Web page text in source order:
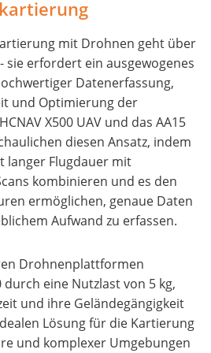
mit Drohnen geht über
sie erfordert ein ausgewogenes
Datenerfassung,
und Optimierung der
X500 UAV und das AA15
diesen Ansatz, indem
langer Flugdauer mit
kombinieren und es den
ermöglichen, genaue Daten
Aufwand zu erfassen.
Drohnenplattformen
durch eine Nutzlast von 5 kg,
und ihre Geländegängigkeit
Lösung für die Kartierung
und komplexer Umgebungen